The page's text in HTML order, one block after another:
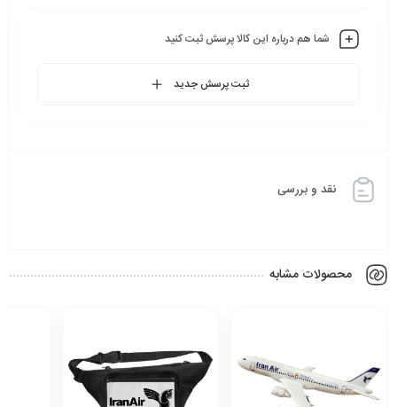
شما هم درباره این کالا پرسش ثبت کنید
ثبت پرسش جدید
نقد و بررسی
محصولات مشابه